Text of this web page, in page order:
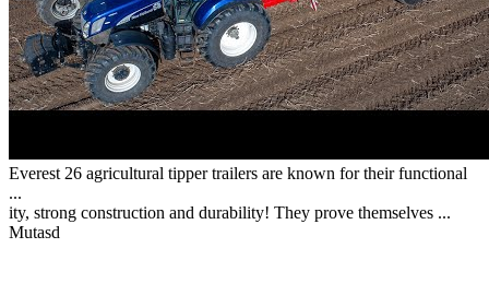
Everest 26 agricultural tipper trailers are known for their functional
...
ity, strong construction and durability! They prove themselves ...
Mutasd